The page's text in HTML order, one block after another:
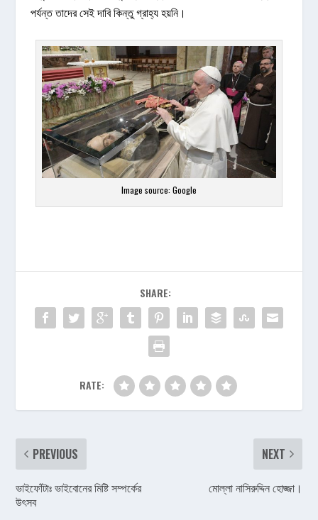
পর্যন্ত তাদের সেই দাবি কিন্তু গ্রাহ্য হয়নি।
Image source: Google
SHARE:
RATE:
PREVIOUS
ভাইফোঁটাঃ ভাইবোনের মিষ্টি সম্পর্কের
উৎসব
NEXT
মোল্লা নাসিরুদ্দিন হোজ্জা।